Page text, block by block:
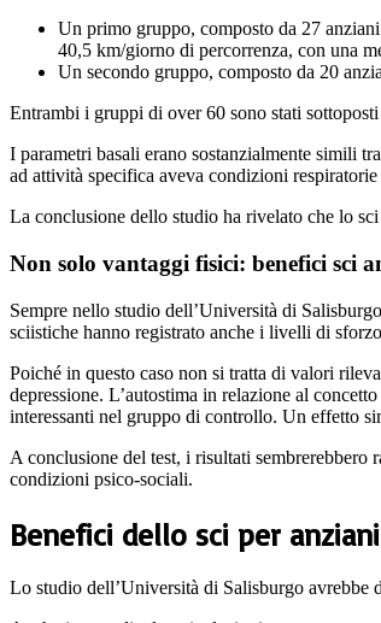
Un primo gruppo, composto da 27
40,5 km/giorno di percorrenza, con una
Un secondo gruppo, composto da 20
Entrambi i gruppi di over 60 sono stati
I parametri basali erano sostanzialmente simili
ad attività specifica aveva condizioni
La conclusione dello studio ha rivelato che lo
Non solo vantaggi fisici: benefici sci
Sempre nello studio dell’Università di
sciistiche hanno registrato anche i livelli di
Poiché in questo caso non si tratta di valori
depressione. L’autostima in relazione al
interessanti nel gruppo di controllo. Un effetto
A conclusione del test, i risultati
condizioni psico-sociali.
Benefici dello sci per anziani
Lo studio dell’Università di Salisburgo avrebbe